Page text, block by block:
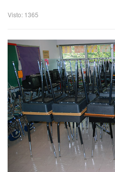
Visto: 1365